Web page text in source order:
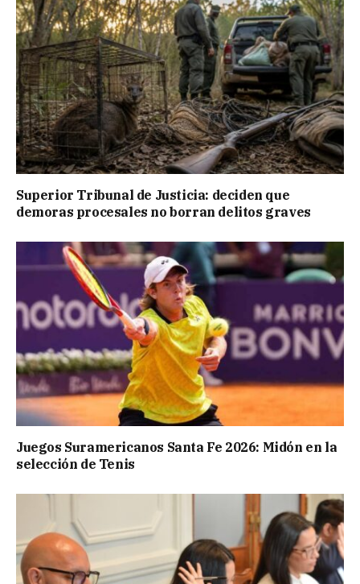
Superior Tribunal de Justicia: deciden que
demoras procesales no borran delitos graves
Juegos Suramericanos Santa Fe 2026: Midón en la
selección de Tenis